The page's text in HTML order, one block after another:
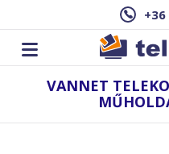
VANNET